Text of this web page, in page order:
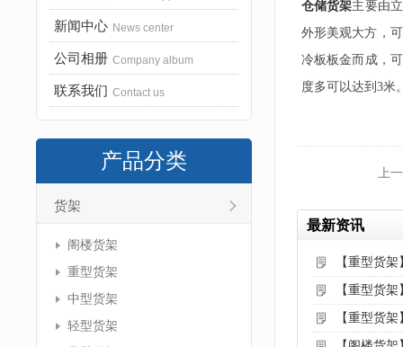
新闻中心 News center
公司相册 Company album
联系我们 Contact us
产品分类
货架
阁楼货架
重型货架
中型货架
轻型货架
仓储货架主要由
外形美观大方，
冷板板金而成，
度多可以达到3米
上
最新资讯
【重型货
【重型货
【重型货